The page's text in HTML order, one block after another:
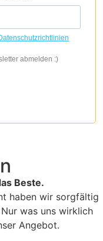
abmelden :)
Beste.
haben wir sorgfältig
was uns wirklich
Angebot.